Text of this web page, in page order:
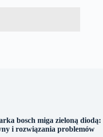
bosch miga zieloną diodą:
i rozwiązania problemów